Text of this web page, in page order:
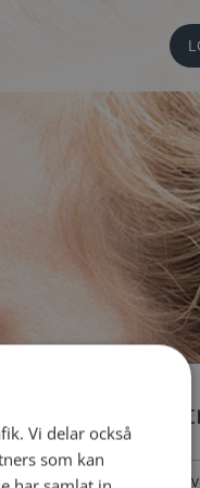
utan
Man
Vi delar också
som kan